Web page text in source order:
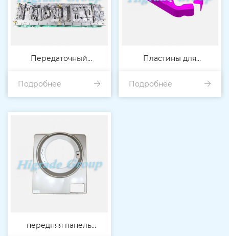
Передаточный
прессовый штамп
Подробнее
Пластины для
подводящего канала
Подробнее
передняя панель